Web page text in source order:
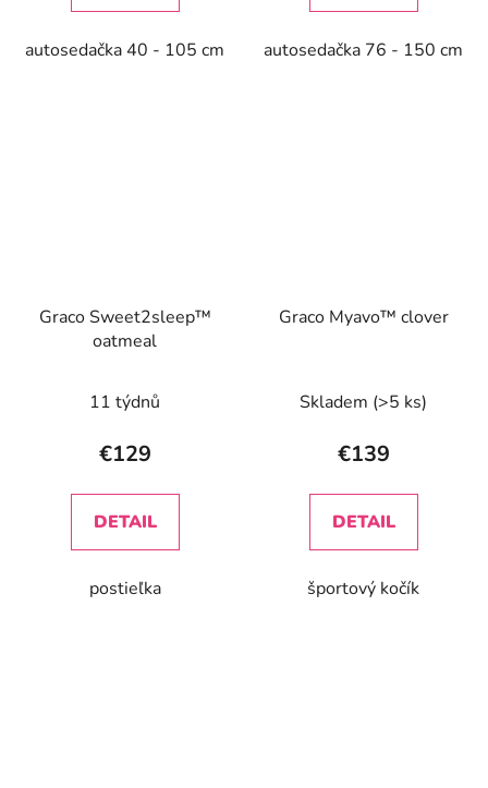
autosedačka 40 - 105 cm autosedačka 76 - 150 cm
Graco Sweet2sleep™
oatmeal
11 týdnů
€129
DETAIL
postieľka
Graco Myavo™ clover
Skladem (>5 ks)
€139
DETAIL
športový kočík